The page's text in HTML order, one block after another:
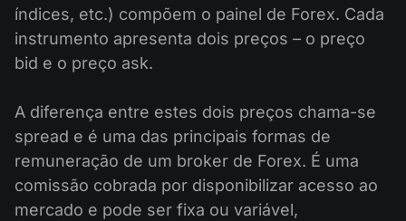
índices, etc.) compõem o painel de Forex. Cada
instrumento apresenta dois preços – o preço
bid e o preço ask.
A diferença entre estes dois preços chama-se
spread e é uma das principais formas de
remuneração de um broker de Forex. É uma
comissão cobrada por disponibilizar acesso ao
mercado e pode ser fixa ou variável,